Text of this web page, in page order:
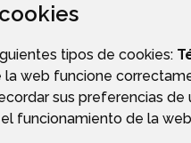
tipos de cookies:
la web funcione
sus preferencias de
funcionamiento de la